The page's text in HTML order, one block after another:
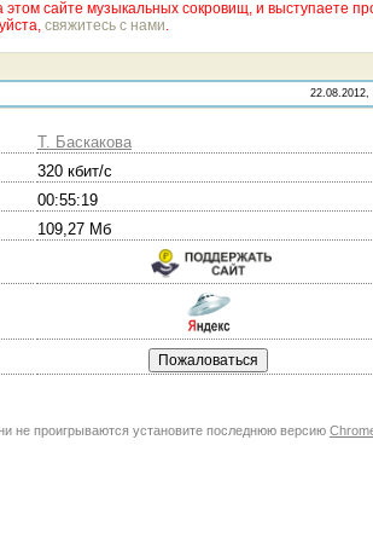
сайте музыкальных сокровищ, и выступаете
свяжитесь с нами.
22.08.2012,
Т. Баскакова
320 кбит/с
00:55:19
109,27 Мб
не проигрываются установите последнюю версию